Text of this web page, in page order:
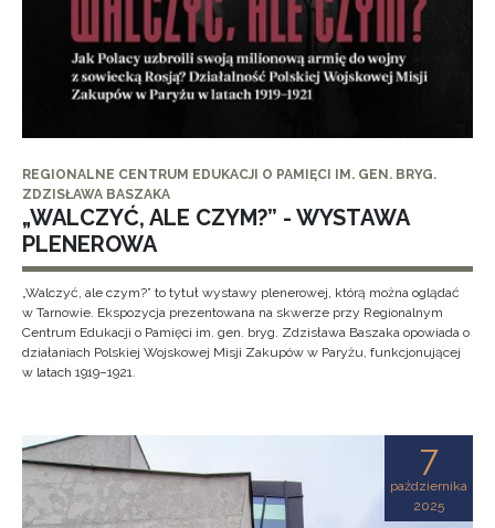
REGIONALNE CENTRUM EDUKACJI O PAMIĘCI IM. GEN. BRYG.
ZDZISŁAWA BASZAKA
„WALCZYĆ, ALE CZYM?” - WYSTAWA
PLENEROWA
„Walczyć, ale czym?” to tytuł wystawy plenerowej, którą można oglądać
w Tarnowie. Ekspozycja prezentowana na skwerze przy Regionalnym
Centrum Edukacji o Pamięci im. gen. bryg. Zdzisława Baszaka opowiada o
działaniach Polskiej Wojskowej Misji Zakupów w Paryżu, funkcjonującej
w latach 1919–1921.
7
października
2025